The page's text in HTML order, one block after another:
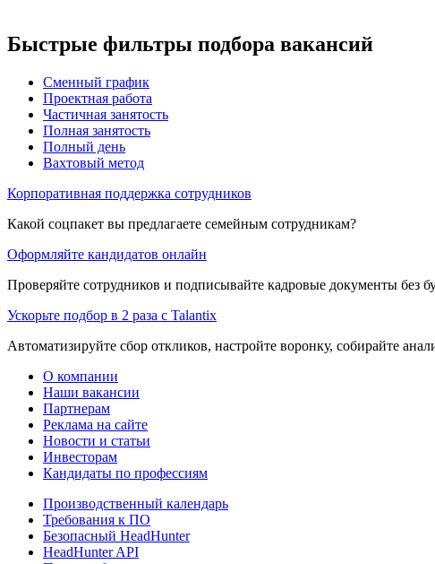
Быстрые фильтры подбора вакансий
Сменный график
Проектная работа
Частичная занятость
Полная занятость
Полный день
Вахтовый метод
Корпоративная поддержка сотрудников
Какой соцпакет вы предлагаете семейным сотрудникам?
Оформляйте кандидатов онлайн
Проверяйте сотрудников и подписывайте кадровые документы без
Ускорьте подбор в 2 раза с Talantix
Автоматизируйте сбор откликов, настройте воронку, собирайте
О компании
Наши вакансии
Партнерам
Реклама на сайте
Новости и статьи
Инвесторам
Кандидаты по профессиям
Производственный календарь
Требования к ПО
Безопасный HeadHunter
HeadHunter API